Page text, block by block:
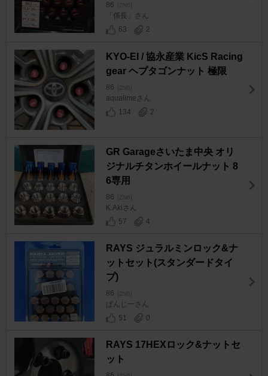
86 [ZN6]
「係長」さん
63
2
KYO-EI / 協永産業 KicS Racing
gear ヘプタゴンナット 極限
86 [ZN6]
aqualimeさん
134
2
GR Garageさいたま中央 オリ
ジナルチタンホイールナット 8
6専用
86 [ZN6]
K.Akiさん
57
4
RAYS ジュラルミンロック&ナ
ットセット(スタンダードタイ
プ)
86 [ZN6]
ぱんじーさん
51
0
RAYS 17HEXロック&ナットセ
ット